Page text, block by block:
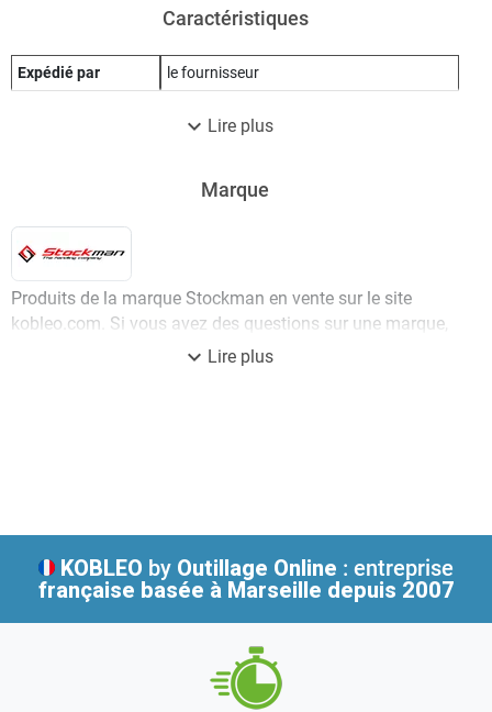
Poids : 9,9 Kg
Caractéristiques
Expédié par le fournisseur
expand_more Lire plus
Marque
Produits de la marque Stockman en vente sur le site
kobleo.com. Si vous avez des questions sur une marque,
un article, une disponibilité, n'hésitez pas à contacter
expand_more Lire plus
KOBLEO by Outillage Online : entreprise
française basée à Marseille depuis 2007